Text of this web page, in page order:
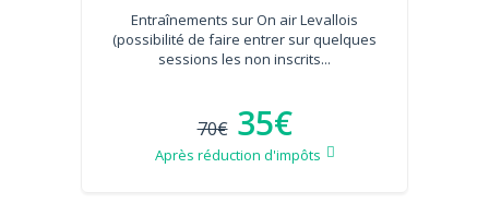
Entraînements sur On air Levallois
(possibilité de faire entrer sur quelques
sessions les non inscrits...
70€ 35€
Après réduction d'impôts